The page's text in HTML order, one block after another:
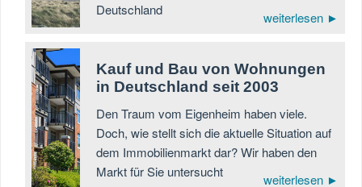
Deutschland
weiterlesen ►
Kauf und Bau von Wohnungen
in Deutschland seit 2003
Den Traum vom Eigenheim haben viele.
Doch, wie stellt sich die aktuelle Situation auf
dem Immobilienmarkt dar? Wir haben den
Markt für Sie untersucht
weiterlesen ►